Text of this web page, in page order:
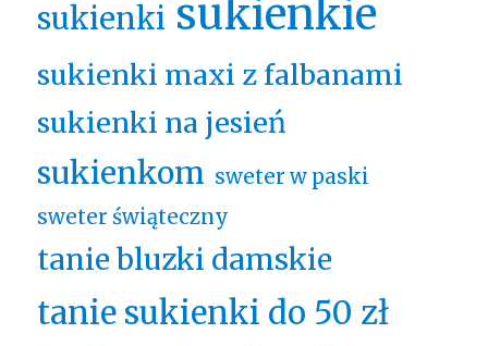
sukienki sukienkie
sukienki maxi z falbanami
sukienki na jesień
sukienkom sweter w paski
sweter świąteczny
tanie bluzki damskie
tanie sukienki do 50 zł